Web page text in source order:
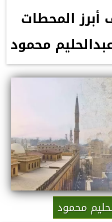
المحطات
محمود
محمود